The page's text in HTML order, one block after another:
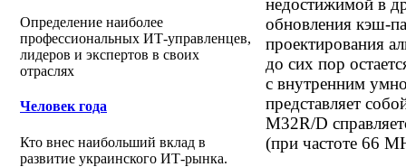
Определение наиболее
профессиональных ИТ-управленцев,
лидеров и экспертов в своих
отраслях
Человек года
Кто внес наибольший вклад в
развитие украинского ИТ-рынка.
недостижимой в
обновления кэш-
проектирования
до сих пор
с внутренним
представляет
M32R/D
(при частоте 66